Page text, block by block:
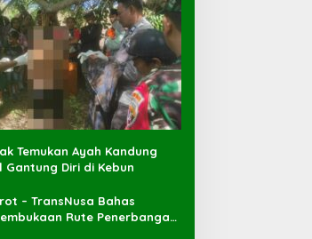
Temukan Ayah Kandung
Gantung Diri di Kebun
– TransNusa Bahas
Rute Penerbangan